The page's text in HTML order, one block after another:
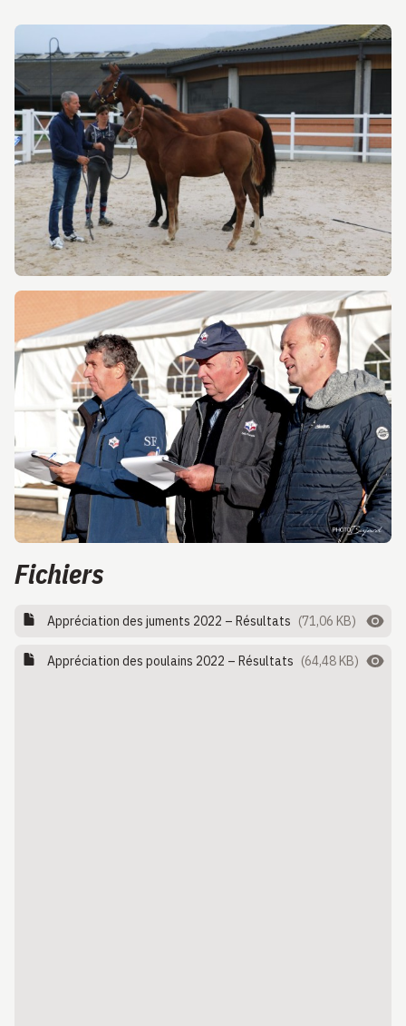
Fichiers
Appréciation des juments 2022 – Résultats (71,06 KB)
Appréciation des poulains 2022 – Résultats (64,48 KB)